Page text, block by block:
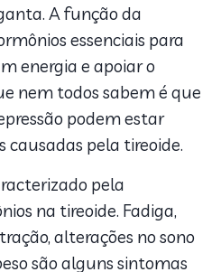
A função da
essenciais para
energia e apoiar o
nem todos sabem é que
podem estar
causadas pela tireoide.
pela
na tireoide. Fadiga,
alterações no sono
são alguns sintomas